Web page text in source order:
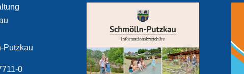
Putzkau
0